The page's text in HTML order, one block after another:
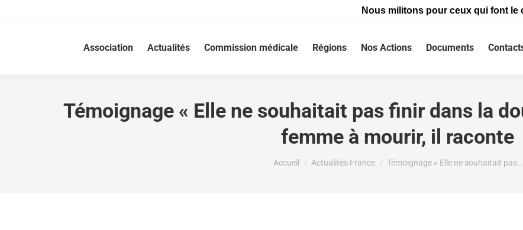
Nous militons pour ceux qui font le
Association Actualités Commission médicale Régions Nos Actions Documents
Témoignage « Elle ne souhaitait pas finir dans la
femme à mourir, il raconte
Vous êtes ici :
Accueil Actualités France Témoignage « Elle ne souhaitait pas…